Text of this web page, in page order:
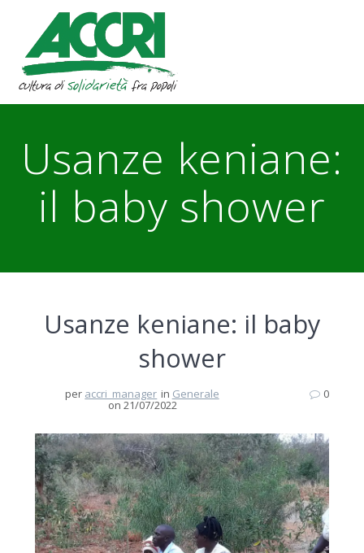
Usanze keniane:
il baby shower
Usanze keniane: il baby
shower
per accri_manager in Generale
on 21/07/2022
0